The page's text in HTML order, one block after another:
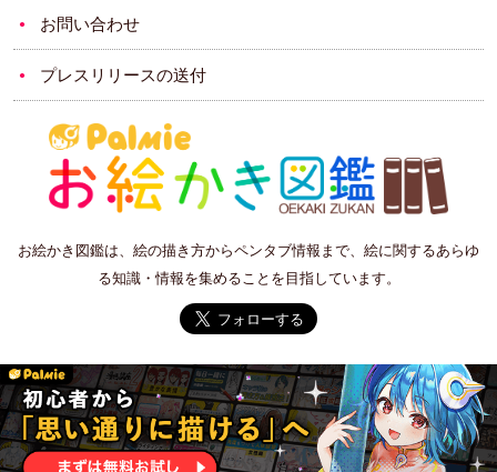
お問い合わせ
プレスリリースの送付
お絵かき図鑑は、絵の描き方からペンタブ情報まで、絵に関するあらゆ
る知識・情報を集めることを目指しています。